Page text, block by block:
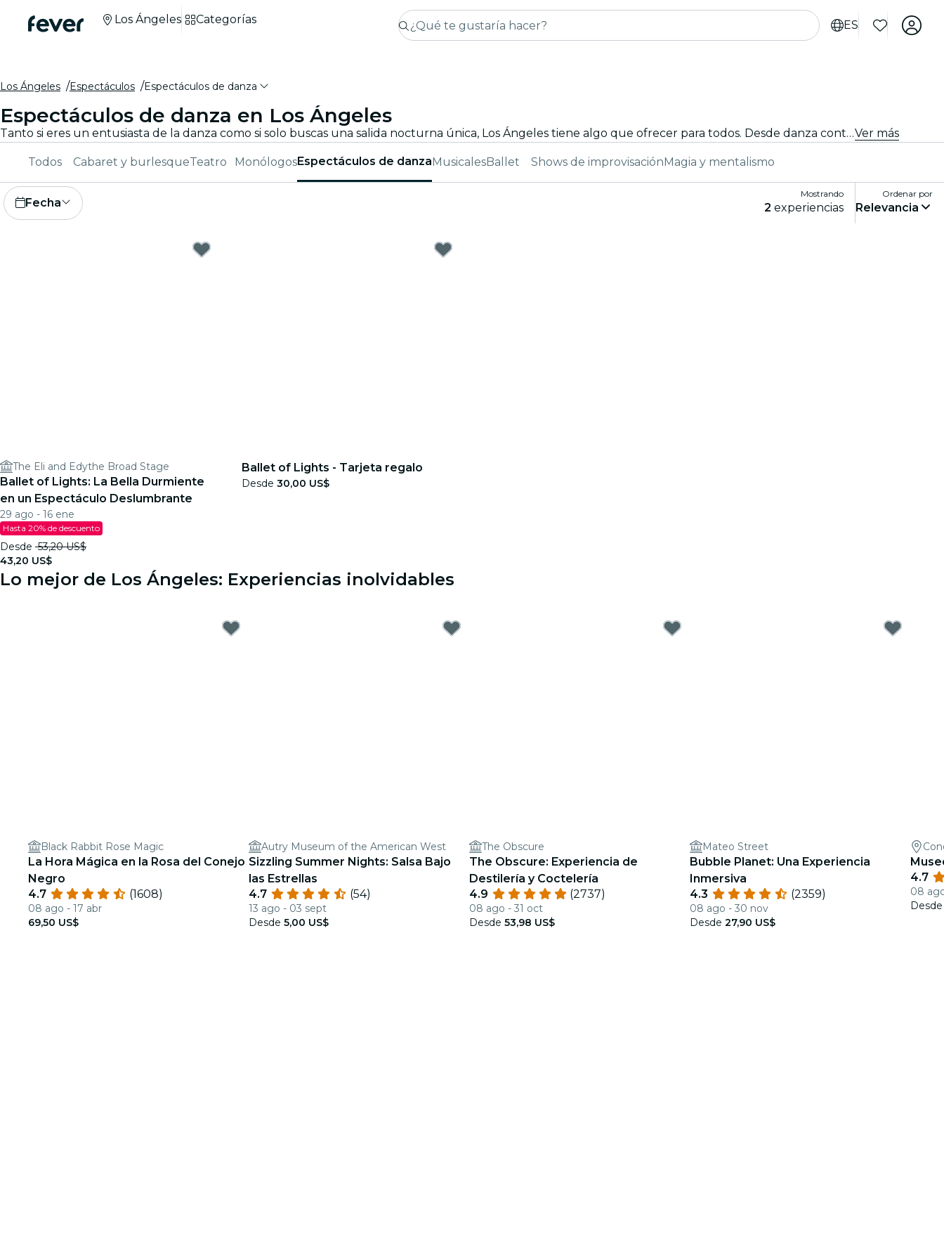
ES
Los Ángeles Categorías
Los Ángeles Espectáculos Espectáculos de danza
Espectáculos de danza en Los Ángeles
Tanto si eres un entusiasta de la danza como si solo buscas una salida nocturna única, Los Ángeles tiene algo que ofrecer para todos. Desde danza contemporánea a ballet y todo lo demás, hay infinidad de compañías y producciones entre las que elegir.Ver más
Todos Cabaret y burlesqueTeatro MonólogosEspectáculos de danzaMusicalesBallet Shows de improvisaciónMagia y mentalismo
Fecha
Mostrando
2 experiencias
Ordenar por
Relevancia
The Eli and Edythe Broad Stage
Ballet of Lights: La Bella Durmiente
en un Espectáculo Deslumbrante
29 ago - 16 ene
Hasta 20% de descuento
Desde 53,20 US$
43,20 US$
Ballet of Lights - Tarjeta regalo
Desde 30,00 US$
Lo mejor de Los Ángeles: Experiencias inolvidables
Black Rabbit Rose Magic
La Hora Mágica en la Rosa del Conejo
Negro
4.7
(1608)
08 ago - 17 abr
69,50 US$
Autry Museum of the American West
Sizzling Summer Nights: Salsa Bajo
las Estrellas
4.7
(54)
13 ago - 03 sept
Desde 5,00 US$
The Obscure
The Obscure: Experiencia de
Destilería y Coctelería
4.9
(2737)
08 ago - 31 oct
Desde 53,98 US$
Mateo Street
Bubble Planet: Una Experiencia
Inmersiva
4.3
(2359)
08 ago - 30 nov
Desde 27,90 US$
4.7
08